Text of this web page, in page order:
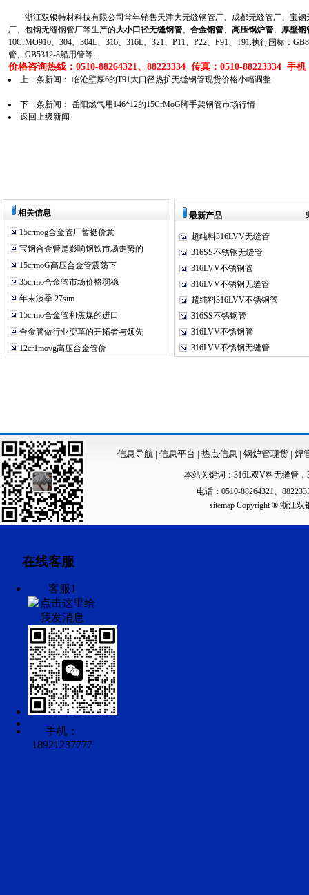
浙江双银特材科技有限公司常年销售天津大无缝钢管厂、成都无缝管厂、宝钢
厂、包钢无缝钢管厂等生产的大小口径无缝钢管、 合金钢管、 高压锅炉管、
厚壁钢
10CrMO910、304、304L、316、316L、321、P11、P22、P91、T91.执行国标：
管、GB5312-8船用管等...
价格咨询热线：0510-88264321、88223334 传真：0510-88223334 手机
上一条新闻： 临沧壁厚6的T91大口径热扩无缝钢管现货价格小幅调整
下一条新闻： 岳阳燃气用146*12的15CrMoG脚手架钢管市场行情
返回上级新闻
相关信息
15crmog合金管厂暂挺价意
宝钢合金管是影响钢铁市场走势的
15crmoG高压合金管震荡下
35crmo合金管市场价格弱稳
年末淡季 27sim
15crmo合金管和焦煤的进口
合金管做行业变革的开拓者与领先
12cr1movg高压合金管价
最新产品
超纯料316LVV无缝管
316SS不锈钢无缝管
316LVV不锈钢管
316LVV不锈钢无缝管
超纯料316LVV不锈钢管
316SS不锈钢管
316LVV不锈钢管
316LVV不锈钢无缝管
信息导航| 信息平台 | 热点信息 | 锅炉管现货 | 焊
本站关键词： 316L双V料无缝管 ，
电话：0510-88264321、
sitemapCopyright ® 浙江双
在线客服
客服1
手机：
18921237777